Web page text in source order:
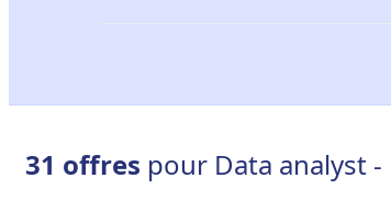
31 offres pour Data analyst -